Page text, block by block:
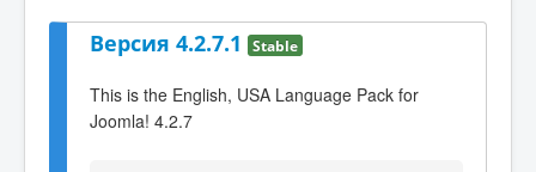
Версия 4.2.7.1 Stable
This is the English, USA Language Pack for
Joomla! 4.2.7